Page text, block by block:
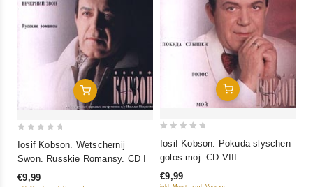
In Den Warenkorb
5
Iosif Kobson. Wetschernij
Swon. Russkie Romansy. CD I
€9,99
In Den Warenkorb
5
Iosif Kobson. Pokuda slyschen
golos moj. CD VIII
€9,99